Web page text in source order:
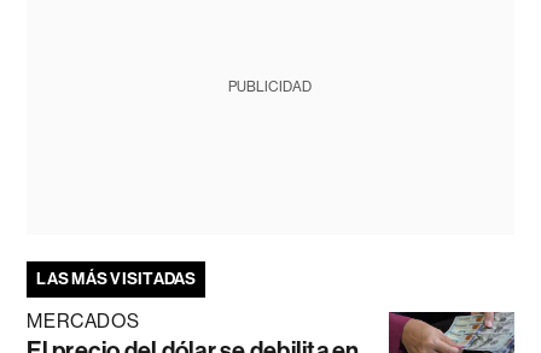
PUBLICIDAD
LAS MÁS VISITADAS
MERCADOS